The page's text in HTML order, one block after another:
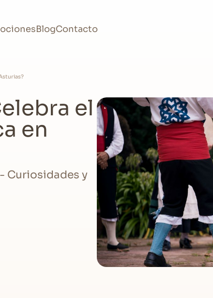
BlogContacto
el
en
Curiosidades y